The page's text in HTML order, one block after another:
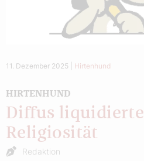
11. Dezember 2025 Hirtenhund
HIRTENHUND
Diffus liquidierte
Religiosität
Redaktion